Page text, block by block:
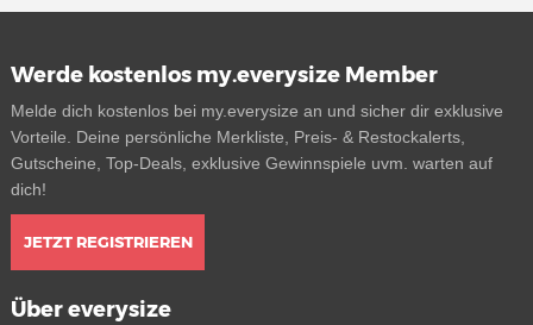
Werde kostenlos my.everysize Member
Melde dich kostenlos bei my.everysize an und sicher dir exklusive
Vorteile. Deine persönliche Merkliste, Preis- & Restockalerts,
Gutscheine, Top-Deals, exklusive Gewinnspiele uvm. warten auf
dich!
JETZT REGISTRIEREN
Über everysize